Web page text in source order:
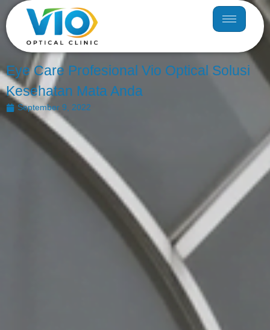
Eye Care Profesional Vio Optical Solusi
Kesehatan Mata Anda
September 9, 2022